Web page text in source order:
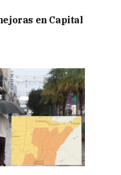
en Capital